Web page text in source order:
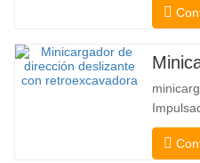
tipo
Motor
una